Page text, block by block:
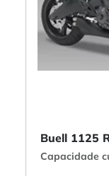
Buell 1125
Capacidade